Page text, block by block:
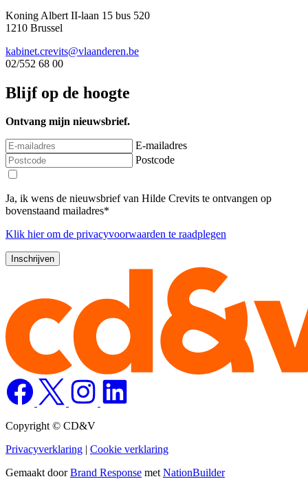
Koning Albert II-laan 15 bus 520
1210 Brussel
kabinet.crevits@vlaanderen.be
02/552 68 00
Blijf op de hoogte
Ontvang mijn nieuwsbrief.
E-mailadres
Postcode
Ja, ik wens de nieuwsbrief van Hilde Crevits te ontvangen op
bovenstaand mailadres*
Klik hierom de privacyvoorwaarden te raadplegen
Copyright © CD&V
Privacyverklaring | Cookie verklaring
Gemaakt doorBrand Response metNationBuilder